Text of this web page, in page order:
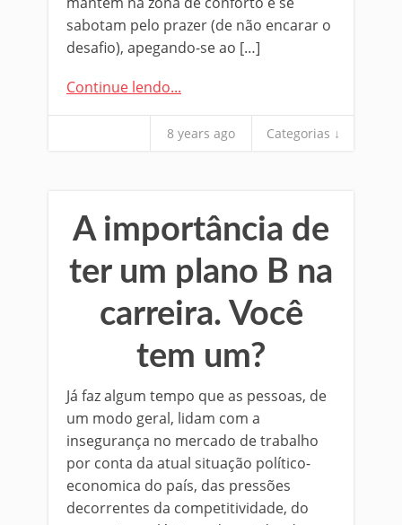
sabotam pelo prazer (de não encarar o
desafio), apegando-se ao […]
Continue lendo...
8 years ago Categorias ↓
A importância de
ter um plano B na
carreira. Você
tem um?
Já faz algum tempo que as pessoas, de
um modo geral, lidam com a
insegurança no mercado de trabalho
por conta da atual situação político-
economica do país, das pressões
decorrentes da competitividade, do